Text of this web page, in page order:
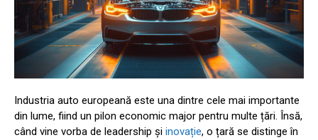
Industria auto europeană este una dintre cele mai importante
din lume, fiind un pilon economic major pentru multe țări. Însă,
când vine vorba de leadership și inovație, o țară se distinge în